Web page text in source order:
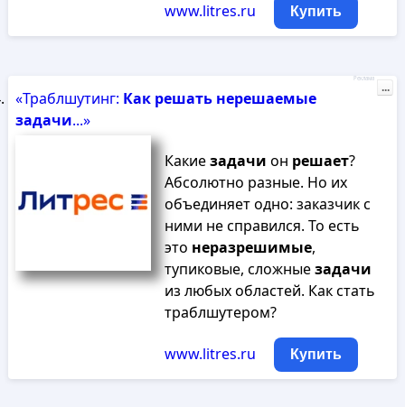
www.litres.ru Купить
«Траблшутинг: Как решать нерешаемые
задачи...»
Какиезадачи он решает?
Абсолютно разные. Но их
объединяет одно: заказчик с
ними не справился. То есть
это неразрешимые,
тупиковые, сложныезадачи
из любых областей. Как стать
траблшутером?
www.litres.ru Купить
Реклама
...